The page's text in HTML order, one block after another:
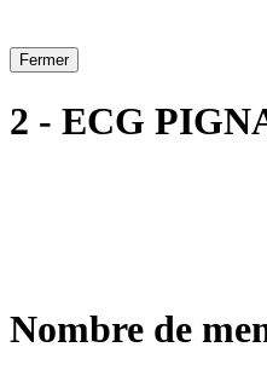
Fermer
2 - ECG
Nombre de